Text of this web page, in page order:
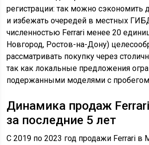
регистрации: так можно сэкономить
и избежать очередей в местных
численностью Ferrari менее 20
Новгород, Ростов-на-Дону)
рассматривать покупку через
так как локальные предложения
подержанными моделями с
Динамика продаж
за последние 5 лет
С 2019 по 2023 год продажи Ferrari в